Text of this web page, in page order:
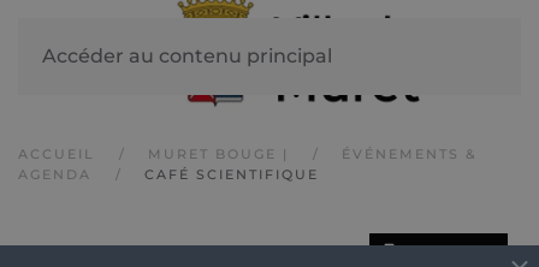
Accéder au contenu principal
ACCUEIL MURET BOUGE |
ÉVÉNEMENTS &
AGENDA
CAFÉ SCIENTIFIQUE